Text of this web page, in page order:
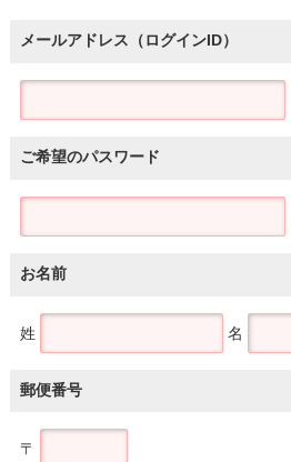
メールアドレス（ログインID）
ご希望のパスワード
お名前
姓 名
郵便番号
〒